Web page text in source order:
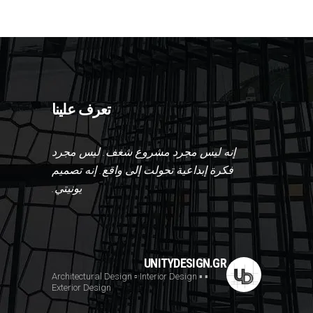
تعرف علينا
إنه ليس مجرد مشروع شغف. ليس مجرد
فكرة إبداعية تحولت إلى واقع. إنه تصميم
يونيتي.
UNITYDESIGN.GR
▪️ Architectural Design
▫️ Interior Design ▪️
Exterior Design